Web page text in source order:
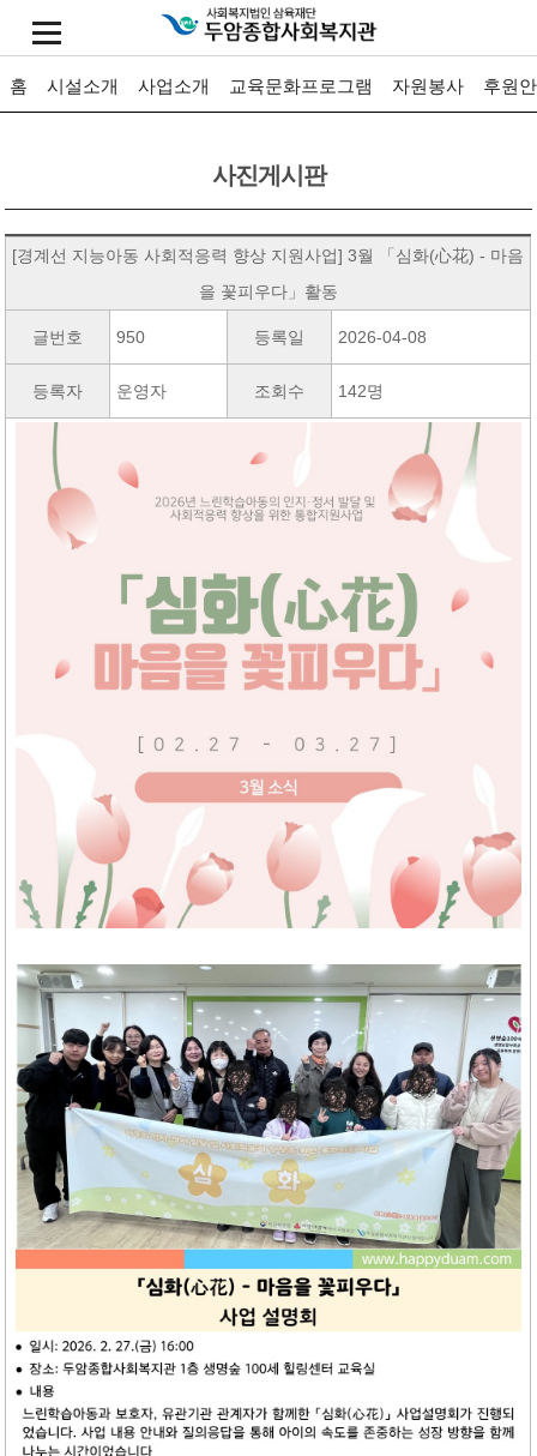
홈 시설소개 사업소개 교육문화프로그램 자원봉사 후원
사진게시판
[경계선 지능아동 사회적응력 향상 지원사업] 3월 「심화(心花) - 마음
을 꽃피우다」활동
글번호 950 등록일 2026-04-08
등록자 운영자 조회수 142명